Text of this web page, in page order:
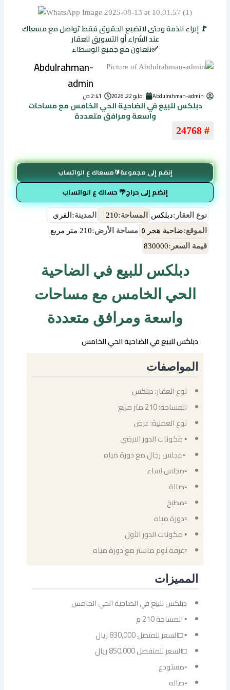
🚩 إبراء للذمة وحتى لاتضيع الحقوق فقط تواصل مع مسعاك
عند الشراء أو التسويق للعقار
✅نتعاون مع جميع الوسطاء
Abdulrahman-
admin
Abdulrahman-admin مايو 22, 2026 2:41 ص
دبلكس للبيع في الضاحية الحي الخامس مع مساحات
واسعة ومرافق متعددة
# 24768
إنضم إلى مجموعة🔰مسعاك ع الواتساب
إنضم إلى حراج🌴 حساك ع الواتساب
نوع العقار:دبلكس المساحة:210 المدينة: القرى
الموقع:ضاحية هجر ٥ مساحة الأرض:210 متر مربع
قيمة السعر:830000
دبلكس للبيع في الضاحية
الحي الخامس مع مساحات
واسعة ومرافق متعددة
دبلكس للبيع في الضاحية الحي الخامس
المواصفات
نوع العقار: دبلكس
المساحة: 210 متر مربع
نوع العملية: عرض
▪ مكونات الدور الارضي
‏ ▫مجلس رجال مع دورة مياه
▫مجلس نساء
▫صالة
▫مطبخ
▫دورة مياه
▪ مكونات الدور الأول
▫غرفة نوم ماستر مع دورة مياه
المميزات
دبلكس للبيع في الضاحية الحي الخامس
▪ المساحة 210 م
▪ □السعر للمتصل 830,000 ريال
□السعر للمنفصل 850,000 ريال
▫مستودع
▫صاله